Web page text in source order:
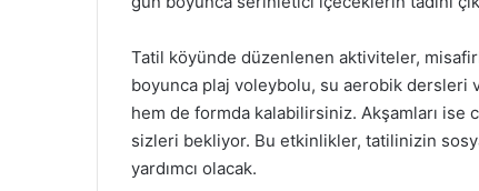
Tatil köyünde düzenlenen aktiviteler,
boyunca plaj voleybolu, su aerobik
hem de formda kalabilirsiniz. Akşamları ise
sizleri bekliyor. Bu etkinlikler, tatilinizin
yardımcı olacak.